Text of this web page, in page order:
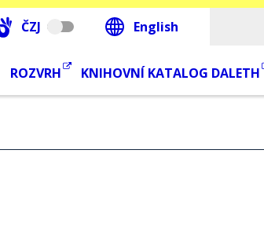
ČZJ English
ROZVRH KNIHOVNÍ KATALOG DALETH